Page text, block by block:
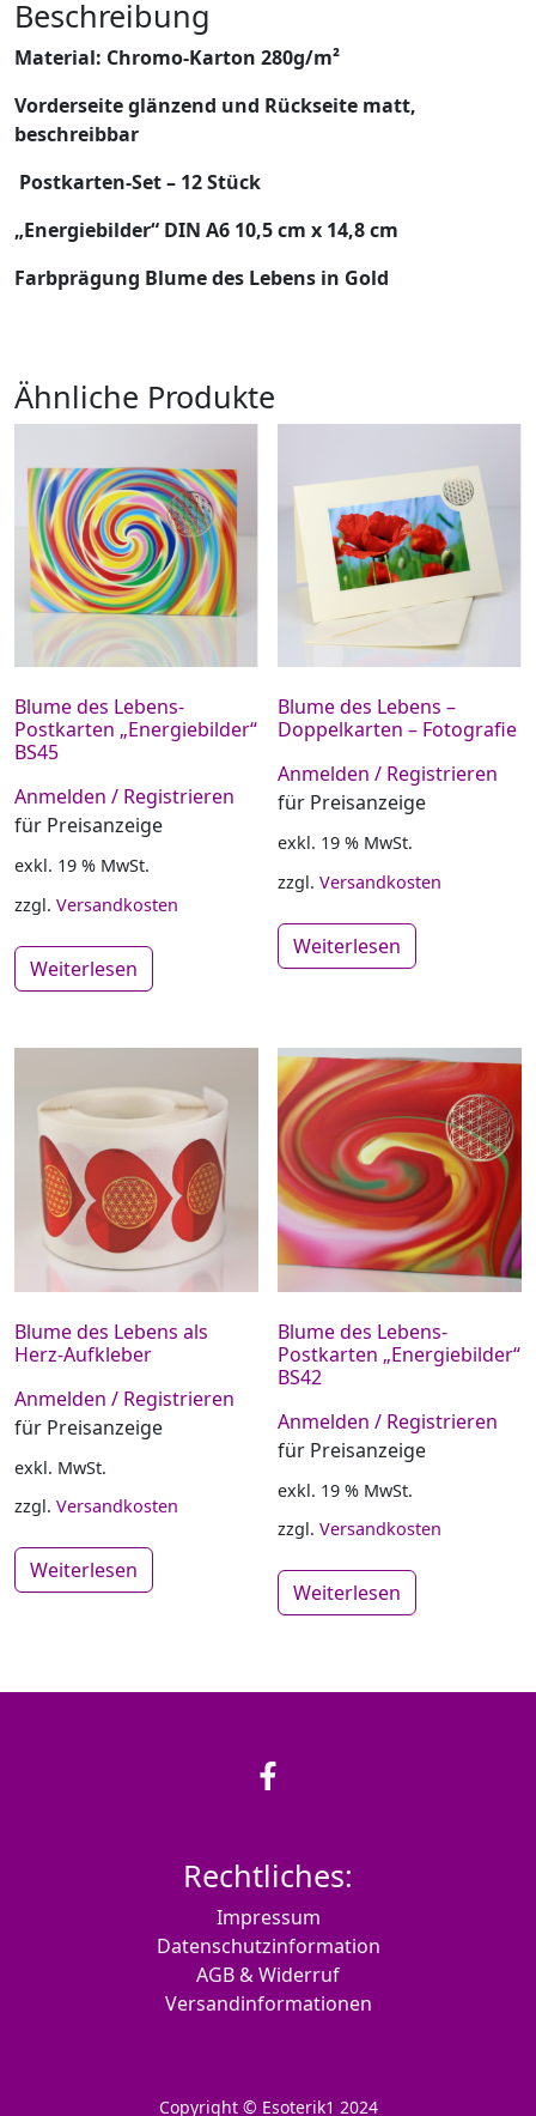
Beschreibung
Material: Chromo-Karton 280g/m²
Vorderseite glänzend und Rückseite matt,
beschreibbar
Postkarten-Set – 12 Stück
„Energiebilder“ DIN A6 10,5 cm x 14,8 cm
Farbprägung Blume des Lebens in Gold
Ähnliche Produkte
Blume des Lebens-
Postkarten „Energiebilder“
BS45
Anmelden / Registrieren
für Preisanzeige
exkl. 19 % MwSt.
zzgl. Versandkosten
Weiterlesen
Blume des Lebens –
Doppelkarten – Fotografie
Anmelden / Registrieren
für Preisanzeige
exkl. 19 % MwSt.
zzgl.Versandkosten
Weiterlesen
Blume des Lebens als
Herz-Aufkleber
Anmelden / Registrieren
für Preisanzeige
exkl. MwSt.
zzgl. Versandkosten
Weiterlesen
Blume des Lebens-
Postkarten „Energiebilder“
BS42
Anmelden / Registrieren
für Preisanzeige
exkl. 19 % MwSt.
zzgl.Versandkosten
Weiterlesen
Rechtliches:
Impressum
Datenschutzinformation
AGB & Widerruf
Versandinformationen
Copyright © Esoterik1 2024